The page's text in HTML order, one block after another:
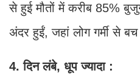
से हुई मौतों में करीब 85%
अंदर हुईं, जहां लोग गर्मी से
4. दिन लंबे, धूप ज्यादा :